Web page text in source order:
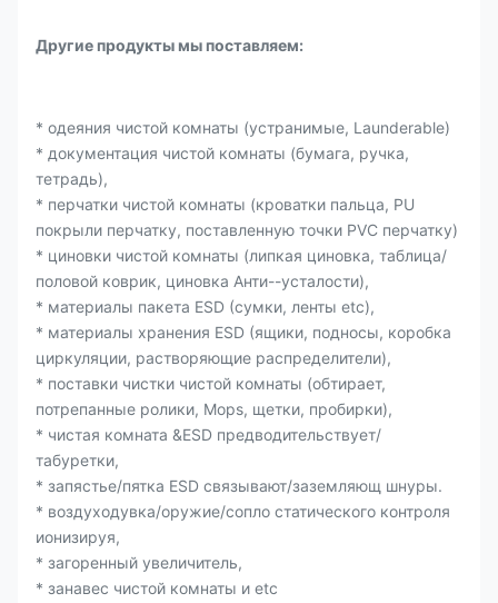
Другие продукты мы поставляем:
* одеяния чистой комнаты (устранимые, Launderable)
* документация чистой комнаты (бумага, ручка,
тетрадь),
* перчатки чистой комнаты (кроватки пальца, PU
покрыли перчатку, поставленную точки PVC перчатку)
* циновки чистой комнаты (липкая циновка, таблица/
половой коврик, циновка Анти--усталости),
* материалы пакета ESD (сумки, ленты etc),
* материалы хранения ESD (ящики, подносы, коробка
циркуляции, растворяющие распределители),
* поставки чистки чистой комнаты (обтирает,
потрепанные ролики, Mops, щетки, пробирки),
* чистая комната &ESD предводительствует/
табуретки,
* запястье/пятка ESD связывают/заземляющ шнуры.
* воздуходувка/оружие/сопло статического контроля
ионизируя,
* загоренный увеличитель,
* занавес чистой комнаты и etc